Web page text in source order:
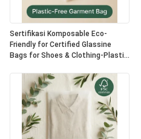
Sertifikasi Komposable Eco-
Friendly for Certified Glassine
Bags for Shoes & Clothing-Plastik